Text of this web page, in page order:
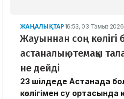
ЖАҢАЛЫҚТАР 16:53, 03 Тамыз 2026
Жауыннан соң көлігі
астаналық өтемақы
не дейді
23 шілдеде Астанада
көлігімен су ортасында